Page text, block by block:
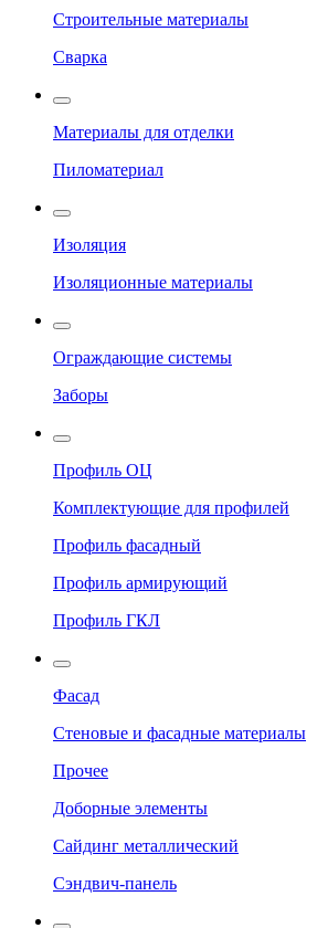
Строительные материалы
Сварка
Материалы для отделки
Пиломатериал
Изоляция
Изоляционные материалы
Ограждающие системы
Заборы
Профиль ОЦ
Комплектующие для профилей
Профиль фасадный
Профиль армирующий
Профиль ГКЛ
Фасад
Стеновые и фасадные материалы
Прочее
Доборные элементы
Сайдинг металлический
Сэндвич-панель